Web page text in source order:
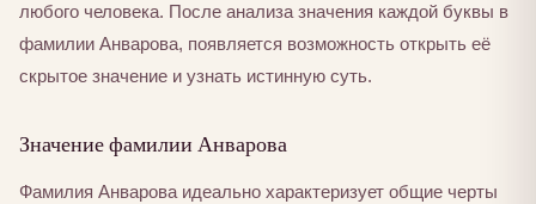
любого человека. После анализа значения каждой буквы в
фамилии Анварова, появляется возможность открыть её
скрытое значение и узнать истинную суть.
Значение фамилии Анварова
Фамилия Анварова идеально характеризует общие черты